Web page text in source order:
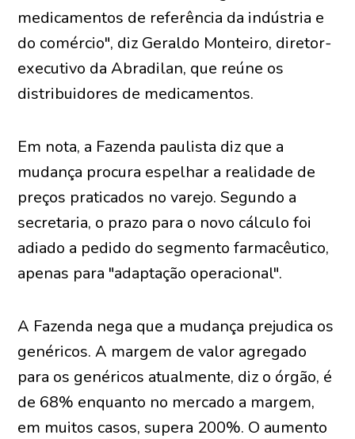
medicamentos de referência da indústria e
do comércio", diz Geraldo Monteiro, diretor-
executivo da Abradilan, que reúne os
distribuidores de medicamentos.
Em nota, a Fazenda paulista diz que a
mudança procura espelhar a realidade de
preços praticados no varejo. Segundo a
secretaria, o prazo para o novo cálculo foi
adiado a pedido do segmento farmacêutico,
apenas para "adaptação operacional".
A Fazenda nega que a mudança prejudica os
genéricos. A margem de valor agregado
para os genéricos atualmente, diz o órgão, é
de 68% enquanto no mercado a margem,
em muitos casos, supera 200%. O aumento